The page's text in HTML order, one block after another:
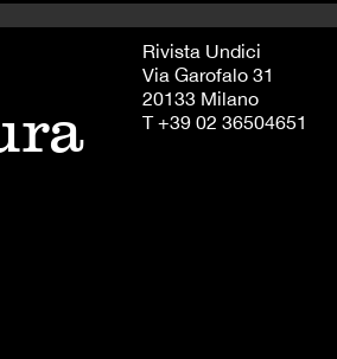
Rivista Undici
Via Garofalo 31
20133 Milano
T +39 02 36504651